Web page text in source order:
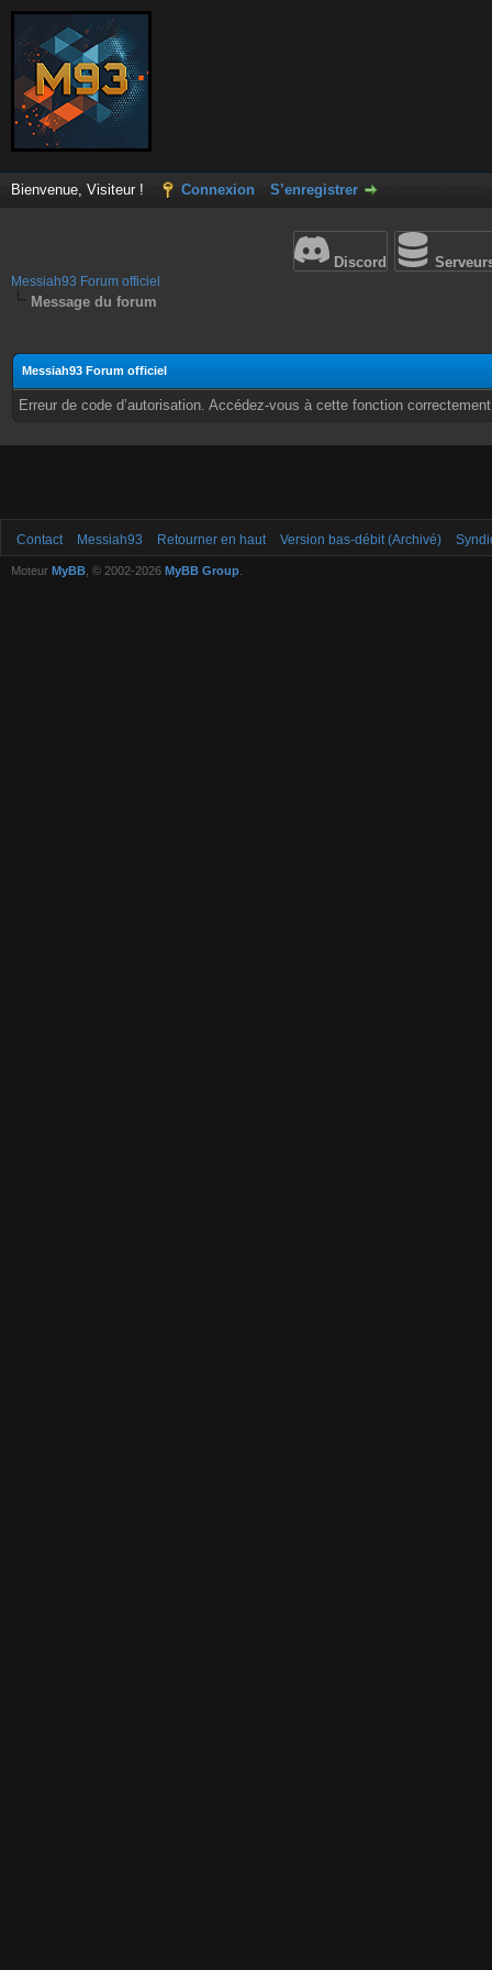
Bienvenue, Visiteur ! Connexion S’enregistrer
Discord
Messiah93 Forum officiel
Message du forum
Messiah93 Forum officiel
Erreur de code d’autorisation. Accédez-vous à cette fonction
Contact Messiah93 Retourner en haut Version bas-débit (Archivé)
Moteur MyBB , © 2002-2026 MyBB Group